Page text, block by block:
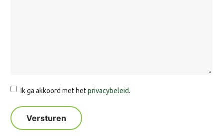
Ik ga akkoord met hetprivacybeleid.